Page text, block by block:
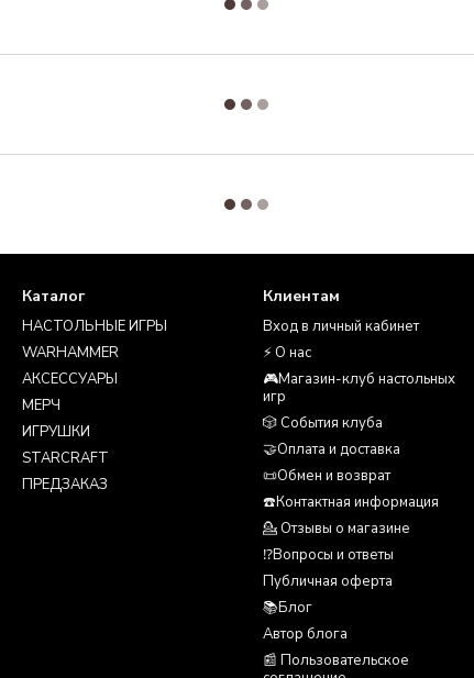
Каталог
НАСТОЛЬНЫЕ ИГРЫ
WARHAMMER
АКСЕССУАРЫ
МЕРЧ
ИГРУШКИ
STARCRAFT
ПРЕДЗАКАЗ
Клиентам
Вход в личный кабинет
⚡ О нас
🎮Магазин-клуб настольных
игр
🎲 События клуба
🤝Оплата и доставка
📜Обмен и возврат
☎️Контактная информация
💁 Отзывы о магазине
⁉️Вопросы и ответы
Публичная оферта
📚Блог
Автор блога
📰 Пользовательское